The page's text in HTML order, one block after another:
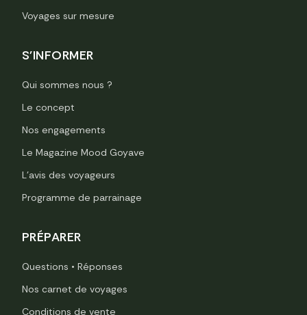
Voyages sur mesure
S'INFORMER
Qui sommes nous ?
Le concept
Nos engagements
Le Magazine Mood Goyave
L’avis des voyageurs
Programme de parrainage
PRÉPARER
Questions • Réponses
Nos carnet de voyages
Conditions de vente